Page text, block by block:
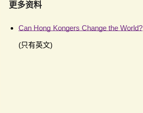
更多资料
Can Hong Kongers Change the World?
(只有英文)